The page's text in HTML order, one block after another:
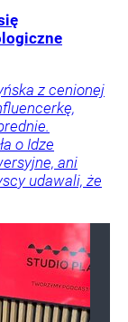
z cenionej
o Idze
ani
udawali, że